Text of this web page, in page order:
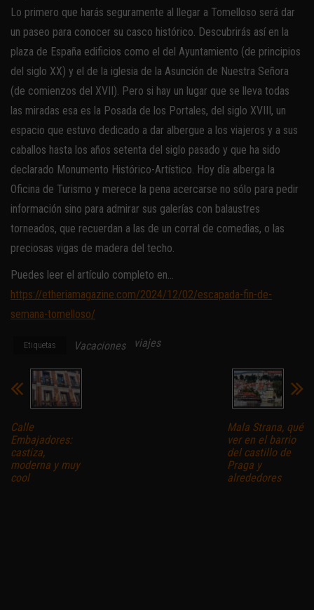
Lo primero que harás seguramente al llegar a Tomelloso será dar
un paseo para conocer su casco histórico. Descubrirás así en la
plaza de España edificios como el del Ayuntamiento (de principios
del siglo XX) y el de la iglesia de la Asunción de Nuestra Señora
(de comienzos del XVII). Pero si hay un lugar que se lleva todas
las miradas esa es la Posada de los Portales, del siglo XVIII, un
espacio que estuvo dedicado a dar albergue a los viajeros y a sus
caballos hasta los años setenta del siglo pasado y que ha sido
declarado Monumento Histórico-Artístico. Hoy día alberga la
Oficina de Turismo y merece la pena acercarse no sólo para pedir
información sino para admirar sus galerías con balaustres
torneados, que recuerdan a las de un corral de comedias, o las
preciosas vigas de madera del techo.
Puedes leer el artículo completo en…
https://etheriamagazine.com/2024/12/02/escapada-fin-de-
semana-tomelloso/
Etiquetas Vacaciones viajes
Calle
Embajadores:
castiza,
moderna y muy
cool
Mala Strana, qué
ver en el barrio
del castillo de
Praga y
alrededores